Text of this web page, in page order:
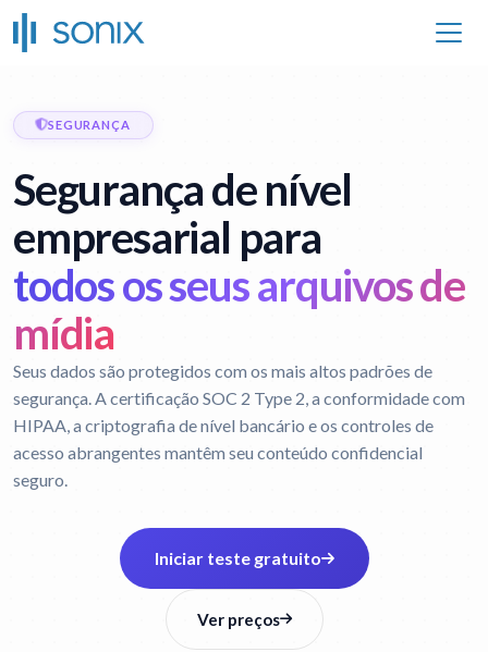
SEGURANÇA
Segurança de nível
empresarial para
todos os seus arquivos de
mídia
Seus dados são protegidos com os mais altos padrões de
segurança. A certificação SOC 2 Type 2, a conformidade com
HIPAA, a criptografia de nível bancário e os controles de
acesso abrangentes mantêm seu conteúdo confidencial
seguro.
Iniciar teste gratuito
Ver preços